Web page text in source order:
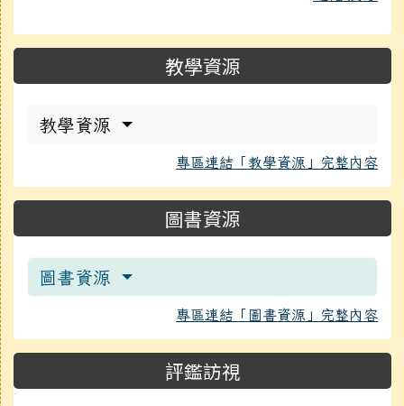
教學資源
教學資源
專區連結「教學資源」完整內容
圖書資源
圖書資源
專區連結「圖書資源」完整內容
評鑑訪視